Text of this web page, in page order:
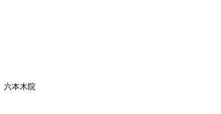
六本木院